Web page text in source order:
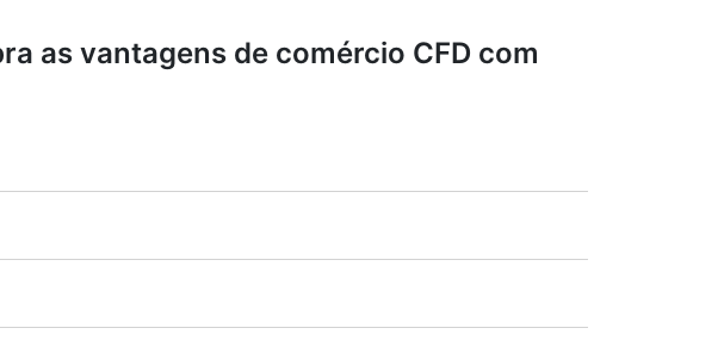
as vantagens de comércio CFD com
da conta comercial (máx. 1:20).